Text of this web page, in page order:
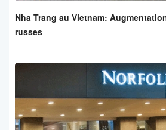
Nha Trang au Vietnam:
russes